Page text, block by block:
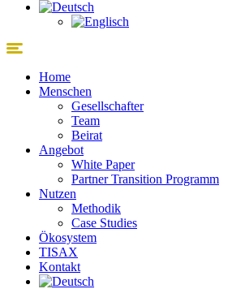
Home
Menschen
Gesellschafter
Team
Beirat
Angebot
White Paper
Partner Transition Programm
Nutzen
Methodik
Case Studies
Ökosystem
TISAX
Kontakt